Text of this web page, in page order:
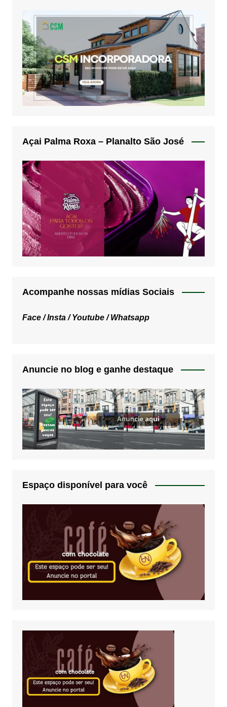
Açai Palma Roxa – Planalto São José
Acompanhe nossas mídias Sociais
Face /Insta /Youtube /Whatsapp
Anuncie no blog e ganhe destaque
Espaço disponível para você